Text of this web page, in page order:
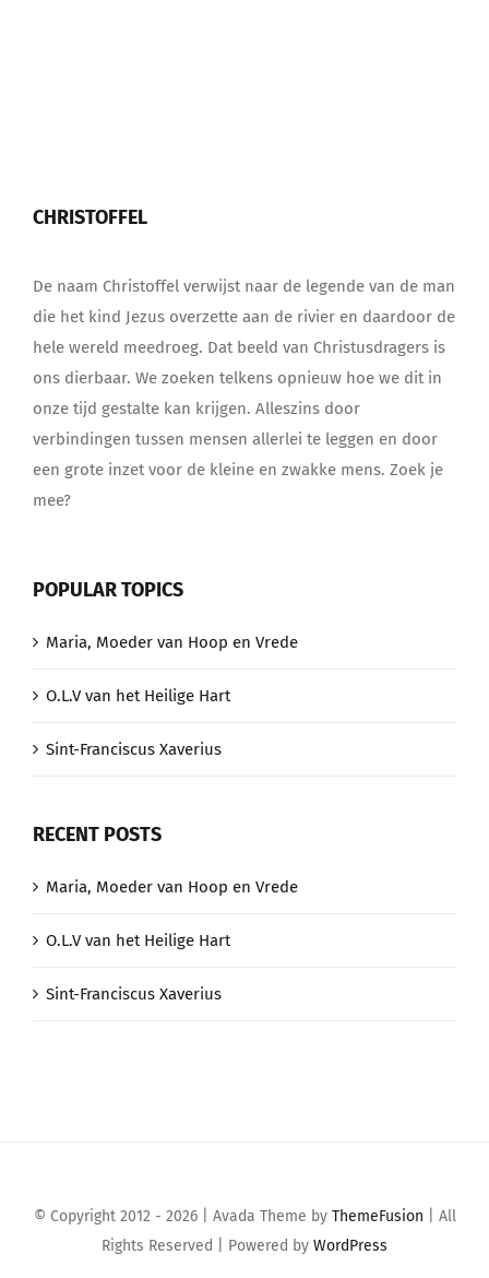
CHRISTOFFEL
De naam Christoffel verwijst naar de legende van de man
die het kind Jezus overzette aan de rivier en daardoor de
hele wereld meedroeg. Dat beeld van Christusdragers is
ons dierbaar. We zoeken telkens opnieuw hoe we dit in
onze tijd gestalte kan krijgen. Alleszins door
verbindingen tussen mensen allerlei te leggen en door
een grote inzet voor de kleine en zwakke mens. Zoek je
mee?
POPULAR TOPICS
Maria, Moeder van Hoop en Vrede
O.L.V van het Heilige Hart
Sint-Franciscus Xaverius
RECENT POSTS
Maria, Moeder van Hoop en Vrede
O.L.V van het Heilige Hart
Sint-Franciscus Xaverius
© Copyright 2012 - 2026 | Avada Theme by ThemeFusion | All
Rights Reserved | Powered by WordPress